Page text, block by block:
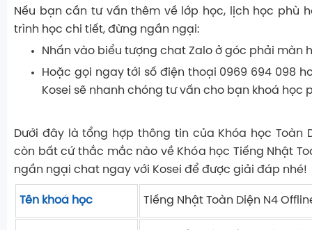
Nếu bạn cần tư vấn thêm về lớp học, lịch học phù
trình học chi tiết, đừng ngần ngại:
Nhấn vào biểu tượng chat Zalo ở góc phải màn
Hoặc gọi ngay tới số điện thoại 0969 694 098
Kosei sẽ nhanh chóng tư vấn cho bạn khoá học
Dưới đây là tổng hợp thông tin của Khóa học Toàn
còn bất cứ thắc mắc nào về Khóa học Tiếng Nhật
ngần ngại chat ngay với Kosei để được giải đáp nhé!
Tên khoá học Tiếng Nhật Toàn Diện N4